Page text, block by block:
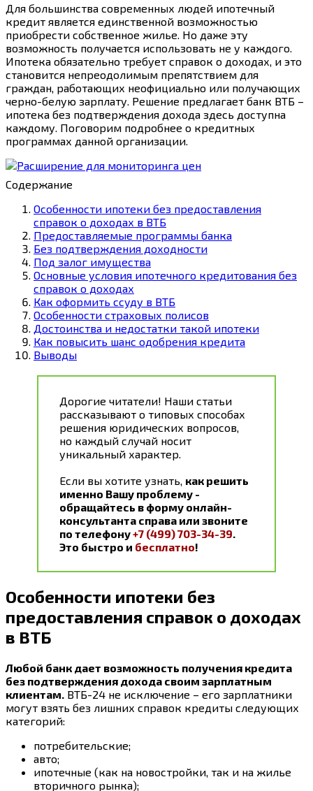
Для большинства современных людей ипотечный
кредит является единственной возможностью
приобрести собственное жилье. Но даже эту
возможность получается использовать не у каждого.
Ипотека обязательно требует справок о доходах, и это
становится непреодолимым препятствием для
граждан, работающих неофициально или получающих
черно-белую зарплату. Решение предлагает банк ВТБ –
ипотека без подтверждения дохода здесь доступна
каждому. Поговорим подробнее о кредитных
программах данной организации.
Содержание
Особенности ипотеки без предоставления
справок о доходах в ВТБ
Предоставляемые программы банка
Без подтверждения доходности
Под залог имущества
Основные условия ипотечного кредитования без
справок о доходах
Как оформить ссуду в ВТБ
Особенности страховых полисов
Достоинства и недостатки такой ипотеки
Как повысить шанс одобрения кредита
Выводы
Дорогие читатели! Наши статьи
рассказывают о типовых способах
решения юридических вопросов,
но каждый случай носит
уникальный характер.
Если вы хотите узнать, как решить
именно Вашу проблему -
обращайтесь в форму онлайн-
консультанта справа или звоните
по телефону+7 (499) 703-34-39.
Это быстро и бесплатно!
Особенности ипотеки без
предоставления справок о доходах
в ВТБ
Любой банк дает возможность получения кредита
без подтверждения дохода своим зарплатным
клиентам. ВТБ-24 не исключение – его зарплатники
могут взять без лишних справок кредиты следующих
категорий:
потребительские;
авто;
ипотечные (как на новостройки, так и на жилье
вторичного рынка);